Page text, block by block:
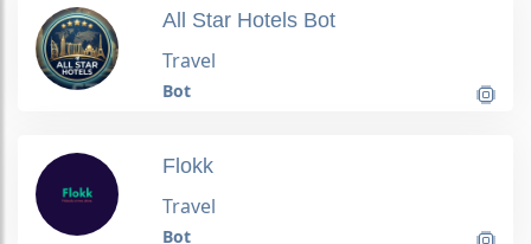
All Star Hotels Bot
Travel
Bot
Flokk
Travel
Bot